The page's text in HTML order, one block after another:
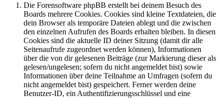
Die Forensoftware phpBB erstellt bei deinem Besuch des
Boards mehrere Cookies. Cookies sind kleine Textdateien, die
dein Browser als temporäre Dateien ablegt und die zwischen
den einzelnen Aufrufen des Boards erhalten bleiben. In diesen
Cookies sind die aktuelle ID deiner Sitzung (damit dir alle
Seitenaufrufe zugeordnet werden können), Informationen
über die von dir gelesenen Beiträge (zur Markierung dieser als
gelesen/ungelesen; sofern du nicht angemeldet bist) sowie
Informationen über deine Teilnahme an Umfragen (sofern du
nicht angemeldet bist) gespeichert. Ferner werden deine
Benutzer-ID, ein Authentifizierungsschlüssel und eine